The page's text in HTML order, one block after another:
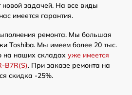
новой задачей. На все виды
имеется гарантия.
ремонта. Мы большая
Toshiba. Мы имеем более 20 тыс.
на наших складах уже имеется
B7R(S). При заказе ремонта на
скидка -25%.